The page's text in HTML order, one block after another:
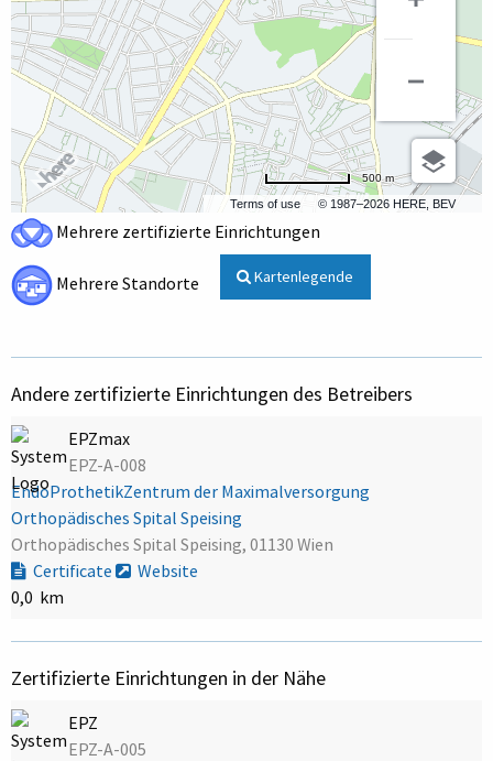
Terms of use © 1987–2026 HERE, BEV
500 m
Mehrere zertifizierte Einrichtungen
Mehrere Standorte Kartenlegende
Andere zertifizierte Einrichtungen des Betreibers
EPZmax
EPZ-A-008
EndoProthetikZentrum der Maximalversorgung
Orthopädisches Spital Speising
Orthopädisches Spital Speising, 01130 Wien
Certificate
Website
0,0 km
Zertifizierte Einrichtungen in der Nähe
EPZ
EPZ-A-005